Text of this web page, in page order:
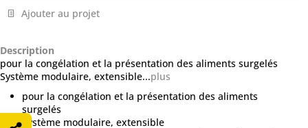
Ajouter au projet
Description
pour la congélation et la présentation des aliments surgelés
Système modulaire, extensible...plus
pour la congélation et la présentation des aliments
surgelés
Système modulaire, extensible